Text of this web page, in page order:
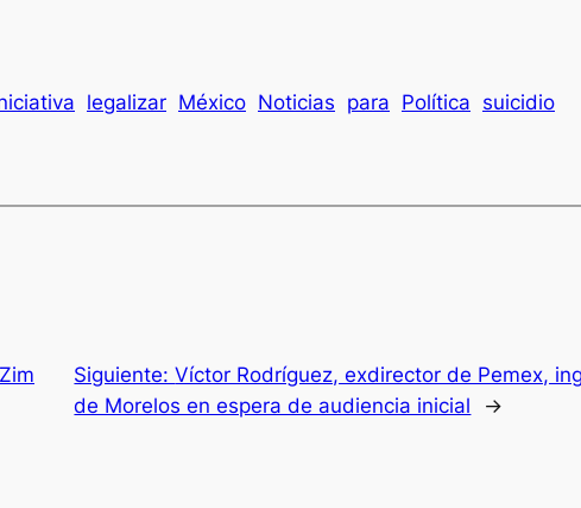
legalizar México Noticias para Política suicidio
Siguiente:Víctor Rodríguez, exdirector de Pemex,
de Morelos en espera de audiencia inicial
→